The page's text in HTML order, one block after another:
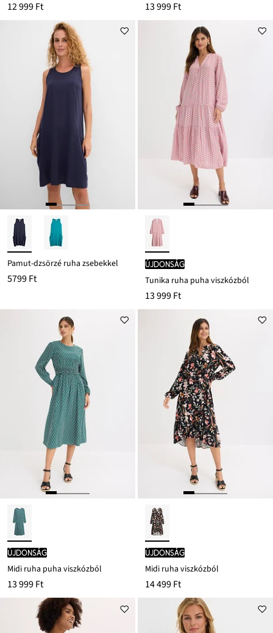
12 999 Ft 13 999 Ft
Pamut-dzsörzé ruha zsebekkel
5799 Ft
újdonság
Tunika ruha puha viszkózból
13 999 Ft
újdonság
Midi ruha puha viszkózból
13 999 Ft
újdonság
Midi ruha viszkózból
14 499 Ft